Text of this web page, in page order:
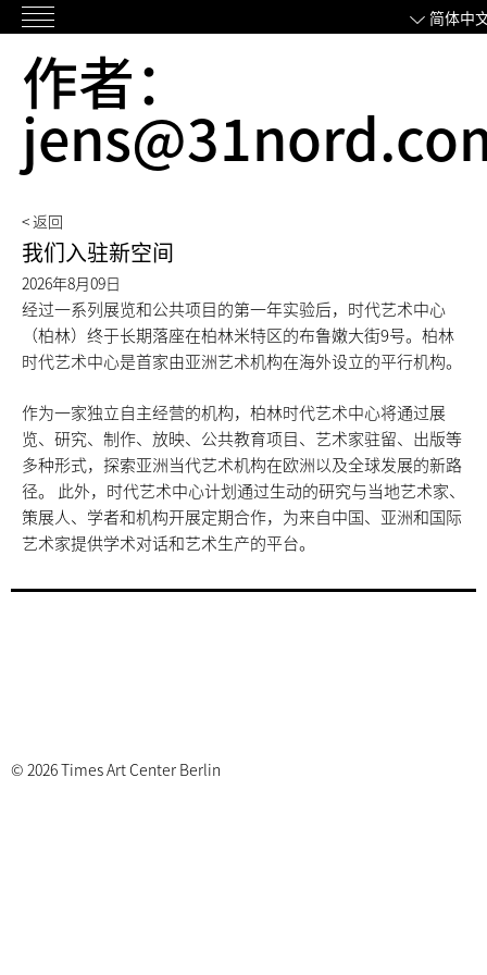
过
主
简体中
作者：
< 返回
我们入驻新空间
2026年8月09日
经过一系列展览和公共项目的第一年实验后，时代艺术中心
（柏林）终于长期落座在柏林米特区的布鲁嫩大街9号。柏林
时代艺术中心是首家由亚洲艺术机构在海外设立的平行机构。
作为一家独立自主经营的机构，柏林时代艺术中心将通过展
览、研究、制作、放映、公共教育项目、艺术家驻留、出版等
多种形式，探索亚洲当代艺术机构在欧洲以及全球发展的新路
径。 此外，时代艺术中心计划通过生动的研究与当地艺术家、
策展人、学者和机构开展定期合作，为来自中国、亚洲和国际
艺术家提供学术对话和艺术生产的平台。
© 2026 Times Art Center Berlin